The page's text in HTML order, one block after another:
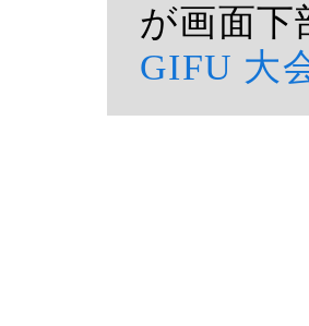
が画面
GIFU 大